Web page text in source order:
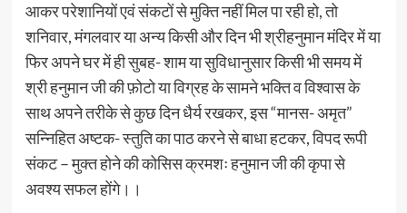
आकर परेशानियों एवं संकटों से मुक्ति नहीं मिल पा रही हो, तो
शनिवार, मंगलवार या अन्य किसी और दिन भी श्रीहनुमान मंदिर में या
फिर अपने घर में ही सुबह- शाम या सुविधानुसार किसी भी समय में
श्री हनुमान जी की फ़ोटो या विग्रह के सामने भक्ति व विश्वास के
साथ अपने तरीके से कुछ दिन धैर्य रखकर, इस “मानस- अमृत”
सन्निहित अष्टक- स्तुति का पाठ करने से बाधा हटकर, विपद रूपी
संकट – मुक्त होने की कोसिस क्रमशः हनुमान जी की कृपा से
अवश्य सफल होंगे।।